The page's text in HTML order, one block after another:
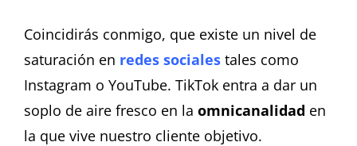
Coincidirás conmigo, que existe un nivel de
saturación en redes sociales tales como
Instagram o YouTube. TikTok entra a dar un
soplo de aire fresco en la omnicanalidad en
la que vive nuestro cliente objetivo.